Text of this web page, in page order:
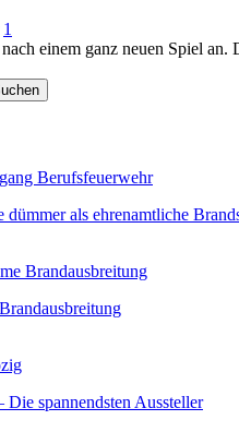
1
einem ganz neuen Spiel
als ehrenamtliche
spannendsten Aussteller